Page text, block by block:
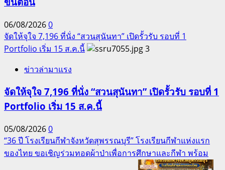
06/08/20260
จัดให้จุใจ 7,196 ที่นั่ง “สวนสุนันทา” เปิดรั้วรับ รอบที่ 1
Portfolio เริ่ม 15 ส.ค.นี้
3
ข่าวล่ามาแรง
จัดให้จุใจ 7,196 ที่นั่ง “สวนสุนันทา” เปิดรั้วรับ รอบที่ 1
Portfolio เริ่ม 15 ส.ค.นี้
05/08/20260
“36 ปี โรงเรียนกีฬาจังหวัดสุพรรณบุรี” โรงเรียนกีฬาแห่งแรก
ของไทย ขอเชิญร่วมทอดผ้าป่าเพื่อการศึกษาและกีฬา พร้อม